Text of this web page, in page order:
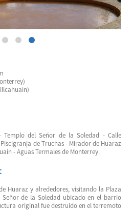
del Señor de la Soledad - Calle
de Truchas - Mirador de Huaraz
- Aguas Termales de Monterrey.
Huaraz y alrededores, visitando la Plaza
Señor de la Soledad ubicado en el barrio
original fue destruido en el terremoto